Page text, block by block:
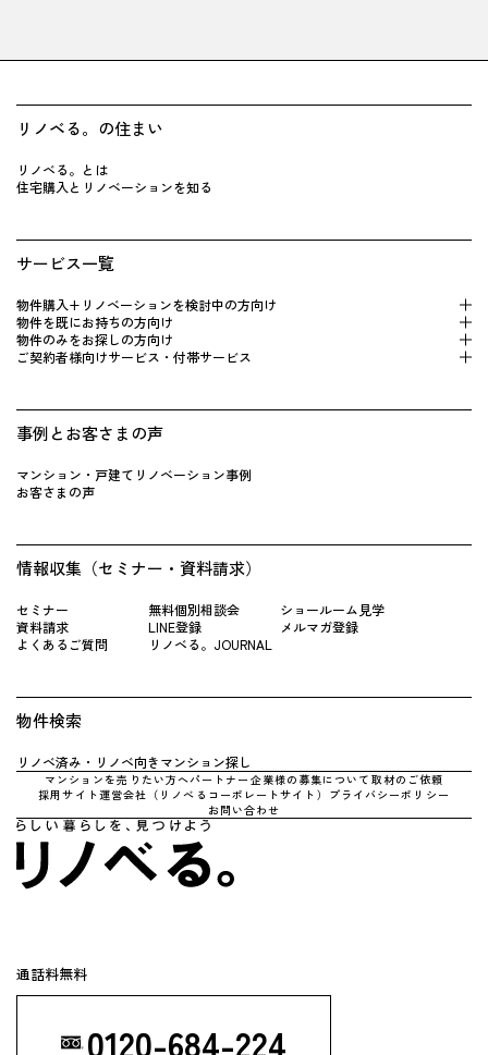
通話料無料
0120-684-224
リノベる。の住まい
リノベる。とは
住宅購入とリノベーションを知る
サービス一覧
物件購入+リノベーションを検 討中の方向け
物件を既にお持 ちの方向け
物件のみをお探しの方向け
ご契約者様向けサービス・付帯サービス
事例とお客さまの声
マンション・戸建てリノベーション事例
お客さまの声
情報収集（セミナー・資料請求）
セミナー 無料個別相談会
ショールーム見学
資料請求
LINE登録
メルマガ登録
よくあるご質問
リノベる。JOURNAL
物件検索
リノベ済み・リノベ向きマンション探し
マンションを売りたい方へパートナー企業様の募集について 取材のご依頼
採用サイト運営会社（リノべるコーポレートサイト） プライバシーポリシー
お問い合わせ